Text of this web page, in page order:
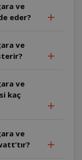
ve
eder?
ve
ve
kaç
ve